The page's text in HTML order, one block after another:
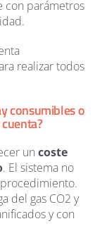
con parámetros
realizar todos
consumibles o
un coste
. El sistema no
del gas CO2 y
y con